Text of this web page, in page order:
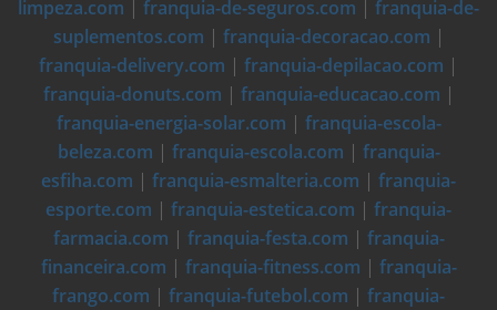
limpeza.com | franquia-de-seguros.com | franquia-de-
suplementos.com | franquia-decoracao.com |
franquia-delivery.com | franquia-depilacao.com |
franquia-donuts.com | franquia-educacao.com |
franquia-energia-solar.com | franquia-escola-
beleza.com | franquia-escola.com | franquia-
esfiha.com | franquia-esmalteria.com | franquia-
esporte.com | franquia-estetica.com | franquia-
farmacia.com | franquia-festa.com | franquia-
financeira.com | franquia-fitness.com | franquia-
frango.com | franquia-futebol.com | franquia-